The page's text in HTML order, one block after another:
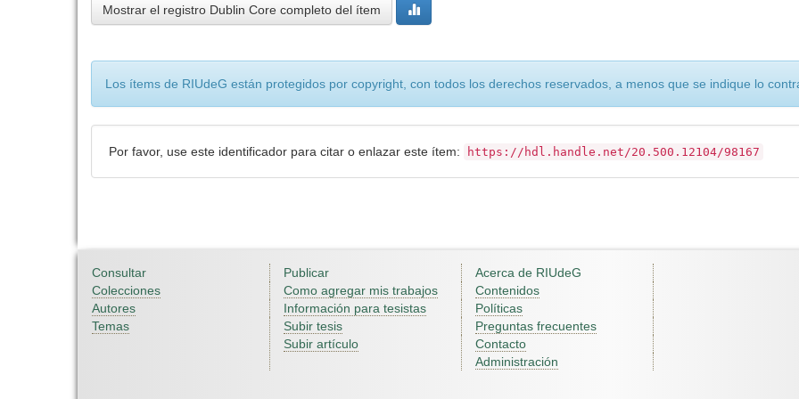
Mostrar el registro Dublin Core completo del ítem
Los ítems de RIUdeG están protegidos por copyright, con todos los derechos reservados, a menos que se indique lo
Por favor, use este identificador para citar o enlazar este ítem: https://hdl.handle.net/20.500.12104/98167
Consultar
Colecciones
Autores
Temas
Publicar
Como agregar mis trabajos
Información para tesistas
Subir tesis
Subir artículo
Acerca de RIUdeG
Contenidos
Políticas
Preguntas frecuentes
Contacto
Administración